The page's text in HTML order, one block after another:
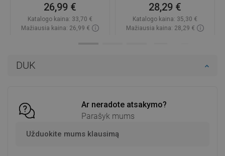
DUK
Ar neradote atsakymo?
Parašyk mums
Užduokite mums klausimą
26,99 €
Katalogo kaina: 33,70 €
Mažiausia kaina: 26,99 €
28,29 €
Katalogo kaina: 35,30 €
Mažiausia kaina: 28,29 €